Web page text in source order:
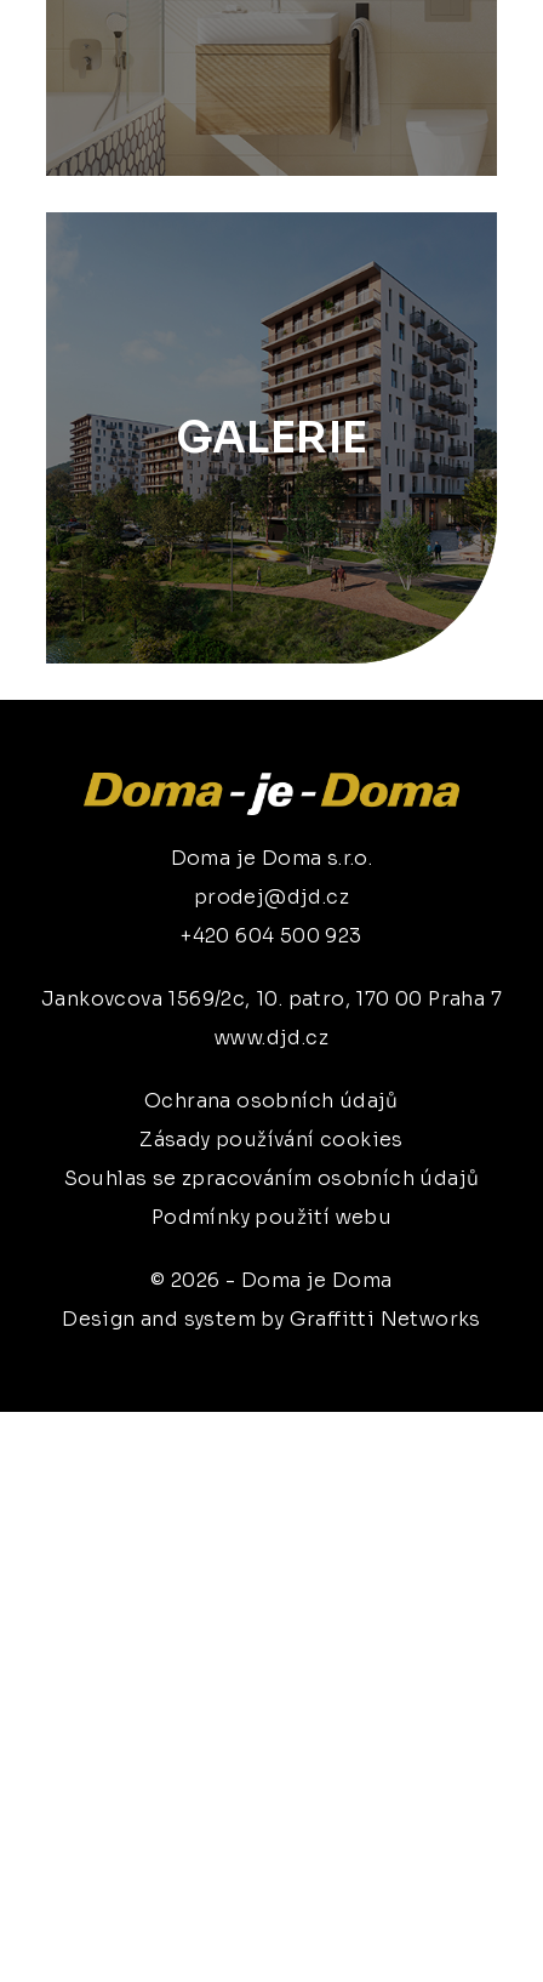
GALERIE
Doma je Doma s.r.o.
prodej@djd.cz
+420 604 500 923
Jankovcova 1569/2c, 10. patro, 170 00 Praha 7
www.djd.cz
Ochrana osobních údajů
Zásady používání cookies
Souhlas se zpracováním osobních údajů
Podmínky použití webu
© 2026 - Doma je Doma
Design and system by Graffitti Networks